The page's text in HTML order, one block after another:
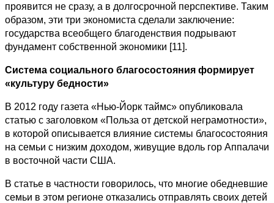
проявится не сразу, а в долгосрочной перспективе. Таким
образом, эти три экономиста сделали заключение:
государства всеобщего благоденствия подрывают
фундамент собственной экономики [11].
Система социального благосостояния формирует
«культуру бедности»
В 2012 году газета «Нью-Йорк таймс» опубликовала
статью с заголовком «Польза от детской неграмотности»,
в которой описывается влияние системы благосостояния
на семьи с низким доходом, живущие вдоль гор Аппалачи
в восточной части США.
В статье в частности говорилось, что многие обедневшие
семьи в этом регионе отказались отправлять своих детей